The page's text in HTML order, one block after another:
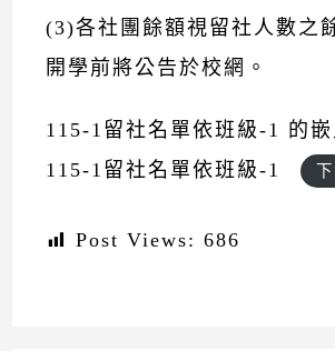
(3)各社團餘額視留社人數之
開學前將公告於校網。
115-1留社名單依班級-1 的嵌
115-1留社名單依班級-1
Post Views: 686